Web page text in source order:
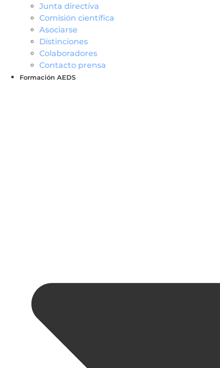
Junta directiva
Comisión científica
Asociarse
Distinciones
Colaboradores
Contacto prensa
Formación AEDS